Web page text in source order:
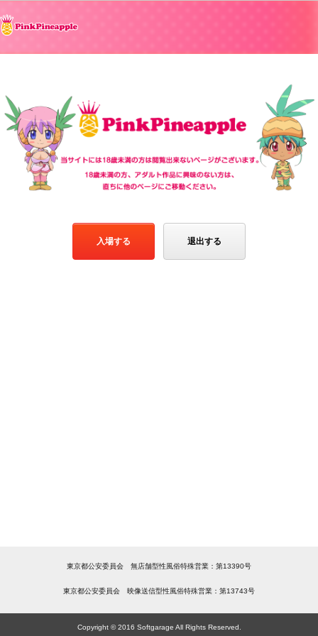
入場する 退出する
東京都公安委員会 無店舗型性風俗特殊営業：第13390号
東京都公安委員会 映像送信型性風俗特殊営業：第13743号
Copyright © 2016 Softgarage All Rights Reserved.